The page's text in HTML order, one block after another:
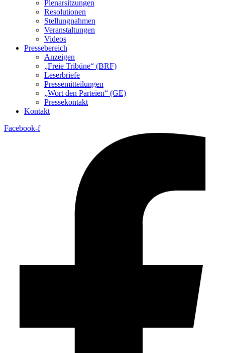
Plenarsitzungen
Resolutionen
Stellungnahmen
Veranstaltungen
Videos
Pressebereich
Anzeigen
„Freie Tribüne“ (BRF)
Leserbriefe
Pressemitteilungen
„Wort den Parteien“ (GE)
Pressekontakt
Kontakt
Facebook-f